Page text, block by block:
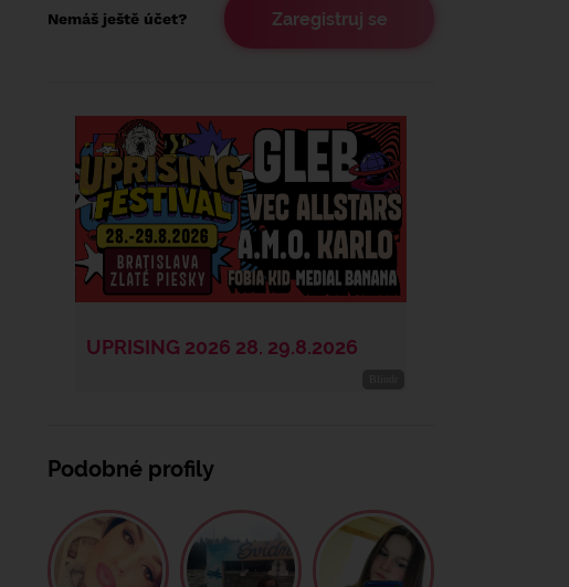
Nemáš ještě účet? Zaregistruj se
Podobné profily